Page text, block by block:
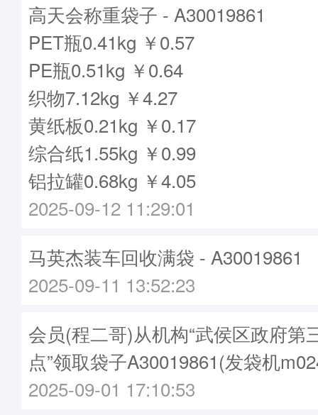
高天会称重袋子 - A30019861
PET瓶0.41kg ￥0.57
PE瓶0.51kg ￥0.64
织物7.12kg ￥4.27
黄纸板0.21kg ￥0.17
综合纸1.55kg ￥0.99
铝拉罐0.68kg ￥4.05
2025-09-12 11:29:01
马英杰装车回收满袋 - A30019861
2025-09-11 13:52:23
会员(程二哥)从机构“武侯区政府第
点”领取袋子A30019861(发袋机
2025-09-01 17:10:53